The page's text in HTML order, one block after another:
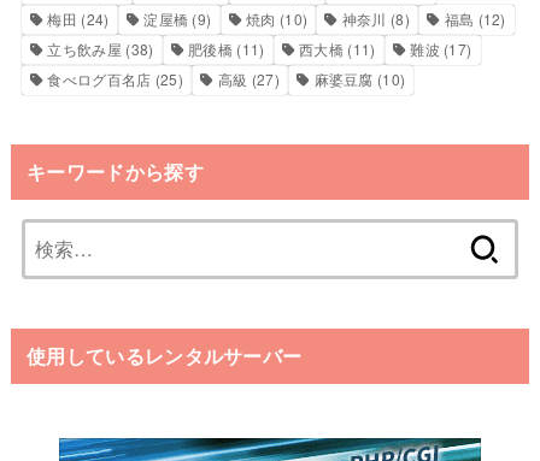
梅田 (24) 淀屋橋 (9) 焼肉 (10) 神奈川 (8) 福島 (12)
立ち飲み屋 (38) 肥後橋 (11) 西大橋 (11) 難波 (17)
食べログ百名店 (25) 高級 (27) 麻婆豆腐 (10)
キーワードから探す
索:
使用しているレンタルサーバー